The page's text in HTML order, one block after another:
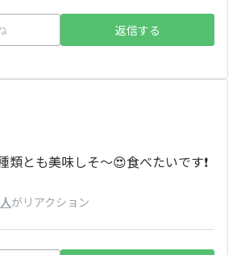
返信する
類とも美味しそ〜😍食べたいです❗
がリアクション